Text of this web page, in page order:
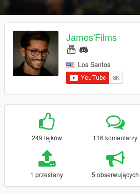
James'Films
Los Santos
249 lajków 116 komentarzy
1 przesłany 5 obserwujących